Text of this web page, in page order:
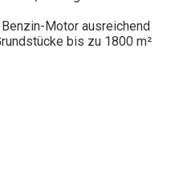
Motor ausreichend
bis zu 1800 m²